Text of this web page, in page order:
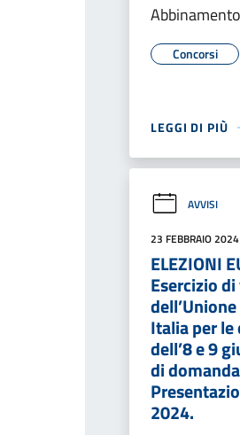
Concorsi
LEGGI DI PIÙ
AVVISI
23 FEBBRAIO 2024
ELEZIONI
Esercizio
Italia per
dell’8 e 9
di
2024.